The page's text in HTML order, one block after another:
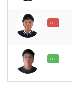
DEL
DEF